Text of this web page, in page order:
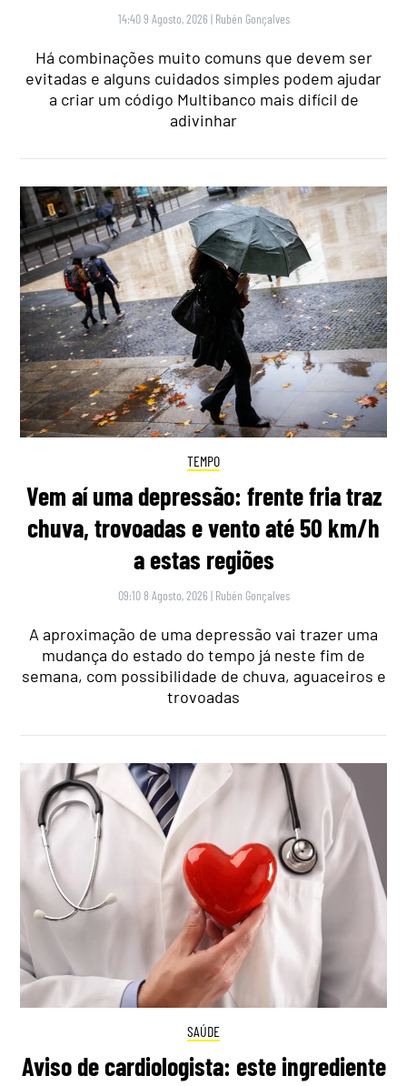
14:40 9 Agosto, 2026 | Rubén Gonçalves
Há combinações muito comuns que devem ser
evitadas e alguns cuidados simples podem ajudar
a criar um código Multibanco mais difícil de
adivinhar
TEMPO
Vem aí uma depressão: frente fria traz
chuva, trovoadas e vento até 50 km/h
a estas regiões
09:10 8 Agosto, 2026 | Rubén Gonçalves
A aproximação de uma depressão vai trazer uma
mudança do estado do tempo já neste fim de
semana, com possibilidade de chuva, aguaceiros e
trovoadas
SAÚDE
Aviso de cardiologista: este ingrediente